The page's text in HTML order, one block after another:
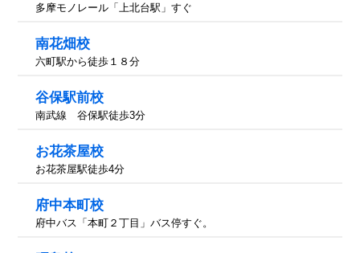
多摩モノレール「上北台駅」すぐ
南花畑校
六町駅から徒歩１８分
谷保駅前校
南武線 谷保駅徒歩3分
お花茶屋校
お花茶屋駅徒歩4分
府中本町校
府中バス「本町２丁目」バス停すぐ。